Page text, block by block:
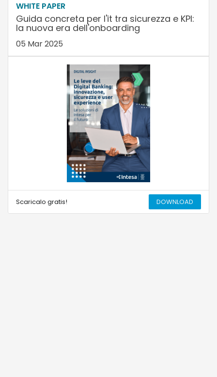
WHITE PAPER
Guida concreta per l'it tra sicurezza e KPI:
la nuova era dell'onboarding
05 Mar 2025
Scaricalo gratis! DOWNLOAD